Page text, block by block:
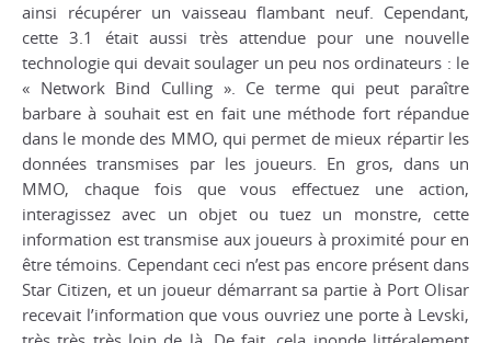
ainsi récupérer un vaisseau flambant neuf. Cependant,
cette 3.1 était aussi très attendue pour une nouvelle
technologie qui devait soulager un peu nos ordinateurs : le
« Network Bind Culling ». Ce terme qui peut paraître
barbare à souhait est en fait une méthode fort répandue
dans le monde des MMO, qui permet de mieux répartir les
données transmises par les joueurs. En gros, dans un
MMO, chaque fois que vous effectuez une action,
interagissez avec un objet ou tuez un monstre, cette
information est transmise aux joueurs à proximité pour en
être témoins. Cependant ceci n’est pas encore présent dans
Star Citizen, et un joueur démarrant sa partie à Port Olisar
recevait l’information que vous ouvriez une porte à Levski,